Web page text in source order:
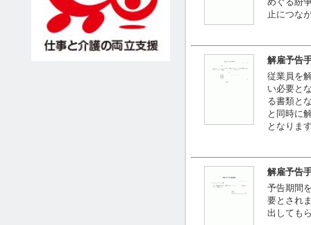
止につな
解雇予告
従業員を
い必要と
る書類と
と同時に
となりま
解雇予告
予告期間
要とされ
出しても